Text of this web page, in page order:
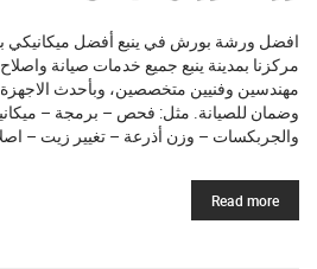
افضل ورشة بورش في ينبع أفضل ميكانيكي
مركزنا بمدينة ينبع جميع خدمات صيانة
مهندسين وفنيين متخصصين، وبأحدث الاجهزة
وضمان للصيانة. مثل: فحص – برمجة –
والجربكسات – وزن أذرعة – تغيير زيت –
Read more